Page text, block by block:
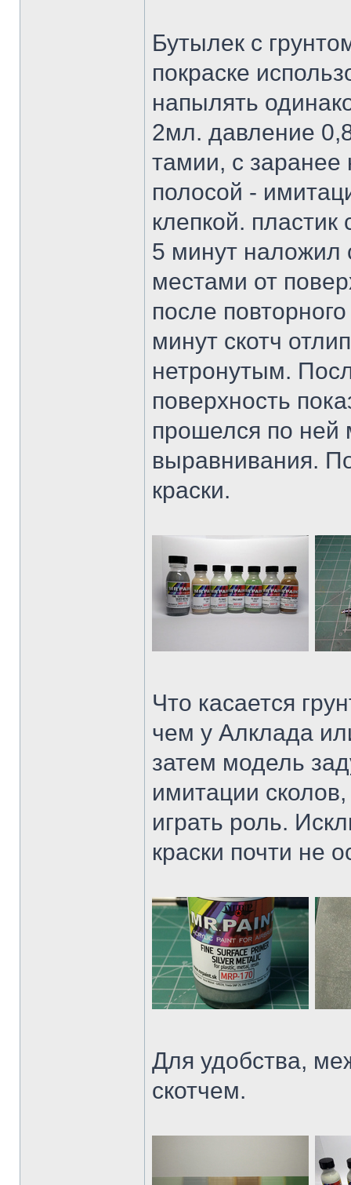
Бутылек с
покраске
напылять
2мл. давление
тамии, с
полосой -
клепкой.
5 минут наложил
местами от
после
минут скотч
нетронутым.
поверхность
прошелся по ней
выравнивания.
краски.
Что касается
чем у Алклада
затем модель
имитации
играть роль.
краски почти не
Для удобства,
скотчем.